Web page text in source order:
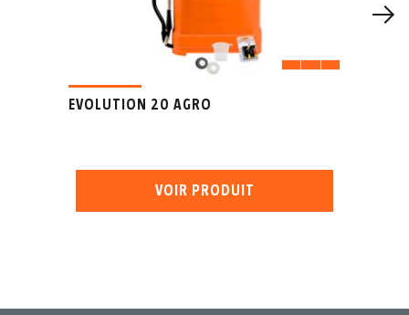
EVOLUTION 20 AGRO
VOIR PRODUIT